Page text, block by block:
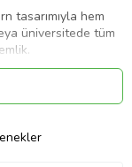
tasarımıyla hem
üniversitede tüm
bir şekilde
öğrencileri için